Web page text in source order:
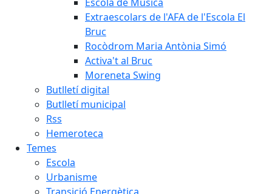
Extraescolars de l'AFA de l'Escola El
Bruc
Rocòdrom Maria Antònia Simó
Activa't al Bruc
Moreneta Swing
Butlletí digital
Butlletí municipal
Rss
Hemeroteca
Temes
Escola
Urbanisme